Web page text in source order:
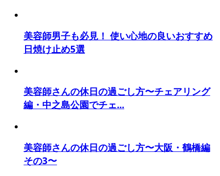
美容師男子も必見！ 使い心地の良いおすすめ
日焼け止め5選
美容師さんの休日の過ごし方〜チェアリング
編・中之島公園でチェ...
美容師さんの休日の過ごし方〜大阪・鶴橋編
その3〜